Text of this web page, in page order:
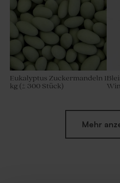
Eukalyptus Zuckermandeln 1
kg (± 300 Stück)
Mehr